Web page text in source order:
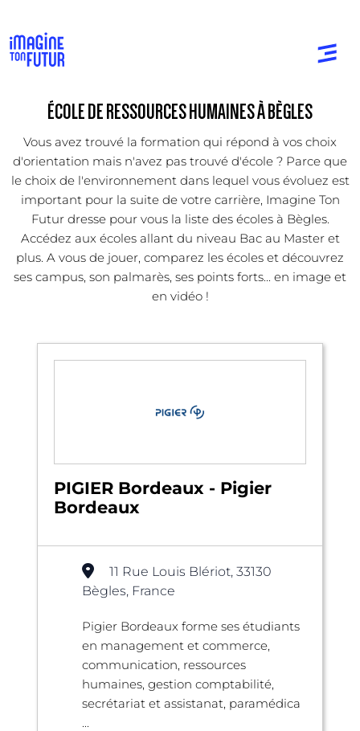
ÉCOLE DE RESSOURCES HUMAINES À BÈGLES
Vous avez trouvé la formation qui répond à vos choix
d'orientation mais n'avez pas trouvé d'école ? Parce que
le choix de l'environnement dans lequel vous évoluez est
important pour la suite de votre carrière, Imagine Ton
Futur dresse pour vous la liste des écoles à Bègles.
Accédez aux écoles allant du niveau Bac au Master et
plus. A vous de jouer, comparez les écoles et découvrez
ses campus, son palmarès, ses points forts... en image et
en vidéo !
PIGIER Bordeaux - Pigier
Bordeaux
11 Rue Louis Blériot, 33130
Bègles, France
Pigier Bordeaux forme ses étudiants
en management et commerce,
communication, ressources
humaines, gestion comptabilité,
secrétariat et assistanat, paramédica
...